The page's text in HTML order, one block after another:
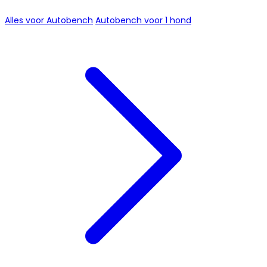
Alles voor Autobench Autobench voor 1 hond